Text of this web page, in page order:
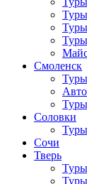
Смоленск
Соловки
Сочи
Тверь